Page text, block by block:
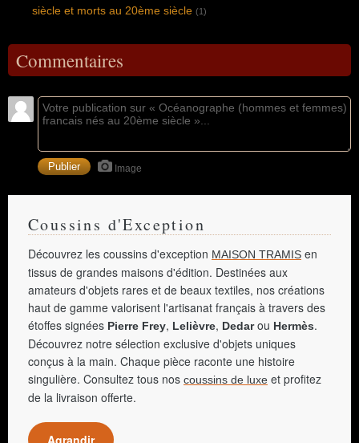
siècle et morts au 20ème siècle (1)
Commentaires
Image
Coussins d'Exception
Découvrez les coussins d'exception MAISON TRAMIS en
tissus de grandes maisons d'édition. Destinées aux
amateurs d'objets rares et de beaux textiles, nos créations
haut de gamme valorisent l'artisanat français à travers des
étoffes signées Pierre Frey, Lelièvre, Dedarou Hermès.
Découvrez notre sélection exclusive d'objets uniques
conçus à la main. Chaque pièce raconte une histoire
singulière. Consultez tous nos coussins de luxe et profitez
de la livraison offerte.
Agrandir